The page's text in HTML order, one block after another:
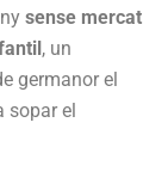
sense mercat
, un
germanor el
sopar el